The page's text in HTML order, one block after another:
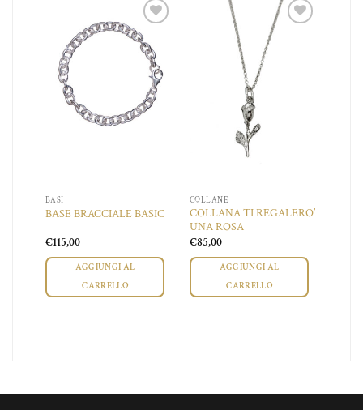
Aggiungi
alla lista
dei
desideri
BASI
BASE BRACCIALE BASIC
€115,00
AGGIUNGI AL
CARRELLO
COLLANE
COLLANA TI REGALERO’
UNA ROSA
€85,00
AGGIUNGI AL
CARRELLO